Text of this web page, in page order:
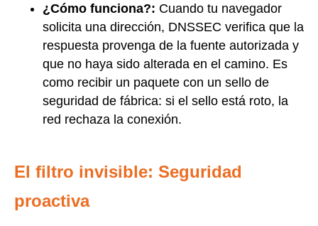
¿Cómo funciona?: Cuando tu navegador
solicita una dirección, DNSSEC verifica que la
respuesta provenga de la fuente autorizada y
que no haya sido alterada en el camino. Es
como recibir un paquete con un sello de
seguridad de fábrica: si el sello está roto, la
red rechaza la conexión.
El filtro invisible: Seguridad
proactiva